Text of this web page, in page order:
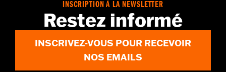
Dimension Description:
Shaft height: 8" / Heel height: 1"
INSCRIPTION À LA NEWSLETTER
Restez informé
INSCRIVEZ-VOUS POUR RECEVOIR
NOS EMAILS